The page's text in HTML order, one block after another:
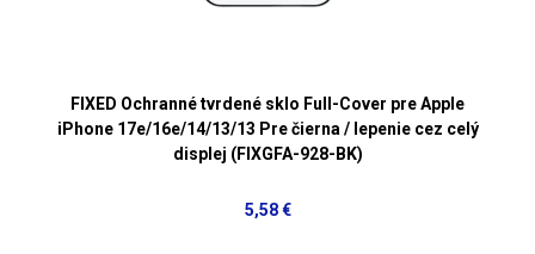
FIXED Ochranné tvrdené sklo Full-Cover pre Apple
iPhone 17e/16e/14/13/13 Pre čierna / lepenie cez celý
displej (FIXGFA-928-BK)
5,58 €